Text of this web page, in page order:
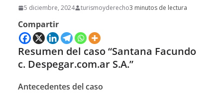
5 diciembre, 2024 turismoyderecho3 minutos de lectura
Compartir
Resumen del caso “Santana Facundo
c. Despegar.com.ar S.A.”
Antecedentes del caso